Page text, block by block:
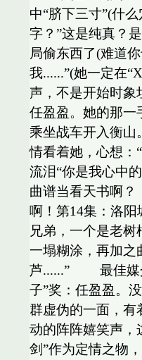
中“脐下三寸”(什
字？”这是纯真？
局偷东西了(难道
我......”(她一定在
声，不是开始时
任盈盈。她的那
乘坐战车开入衡
情看着她，心想：
流泪“你是我心中
曲谱当看天书啊
啊！第14集：洛
兄弟，一个是老
一塌糊涂，再加
芦......” 最佳媒介
子”奖：任盈盈。
群虚伪的一面，
动的阵阵嬉笑声
剑”作为定情之物